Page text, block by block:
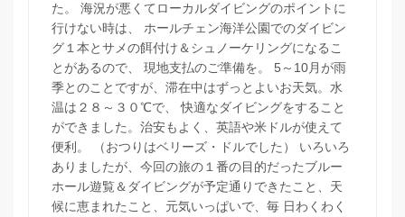
た。 海況が悪くてローカルダイビングのポイントに
行けない時は、 ホールチェン海洋公園でのダイビン
グ１本とサメの餌付け＆シュノーケリングになるこ
とがあるので、 現地支払のご準備を。 5～10月が雨
季とのことですが、滞在中はずっとよいお天気。水
温は２８～３０℃で、 快適なダイビングをすること
ができました。治安もよく、英語や米ドルが使えて
便利。 （おつりはベリーズ・ドルでした） いろいろ
ありましたが、今回の旅の１番の目的だったブルー
ホール遊覧＆ダイビングが予定通りできたこと、天
候に恵まれたこと、元気いっぱいで、毎 日わくわく